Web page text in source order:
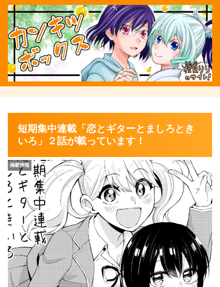
短期集中連載「恋とギターとましろとき
いろ」２話が載っています！
掲載情報